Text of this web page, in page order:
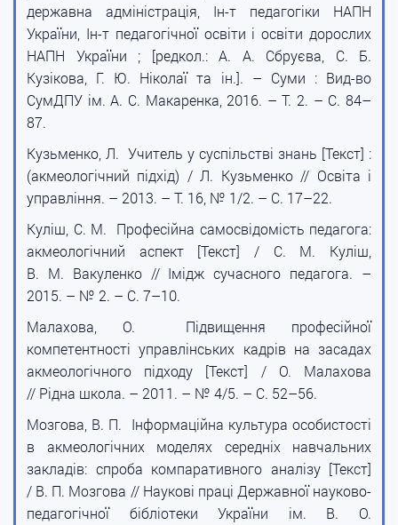
державна адміністрація, Ін-т педагогіки НАПН
України, Ін-т педагогічної освіти і освіти дорослих
НАПН України ; [редкол.: А. А. Сбруєва, С. Б.
Кузікова, Г. Ю. Ніколаї та ін.]. – Суми : Вид-во
СумДПУ ім. А. С. Макаренка, 2016. – Т. 2. – С. 84–
87.
Кузьменко, Л. Учитель у суспільстві знань [Текст] :
(акмеологічний підхід) / Л. Кузьменко // Освіта і
управління. – 2013. – Т. 16, № 1/2. – С. 17–22.
Куліш, С. М. Професійна самосвідомість педагога:
акмеологічний аспект [Текст] / С. М. Куліш,
В. М. Вакуленко // Імідж сучасного педагога. –
2015. – № 2. – С. 7–10.
Малахова, О. Підвищення професійної
компетентності управлінських кадрів на засадах
акмеологічного підходу [Текст] / О. Малахова
// Рідна школа. – 2011. – № 4/5. – С. 52–56.
Мозгова, В. П. Інформаційна культура особистості
в акмеологічних моделях середніх навчальних
закладів: спроба компаративного аналізу [Текст]
/ В. П. Мозгова // Наукові праці Державної науково-
педагогічної бібліотеки України ім. В. О.